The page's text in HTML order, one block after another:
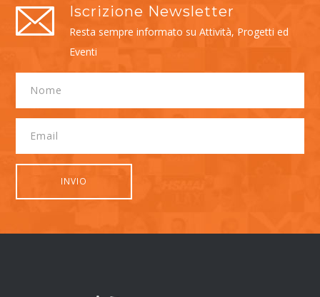
Iscrizione Newsletter
Resta sempre informato su Attività, Progetti ed
Eventi